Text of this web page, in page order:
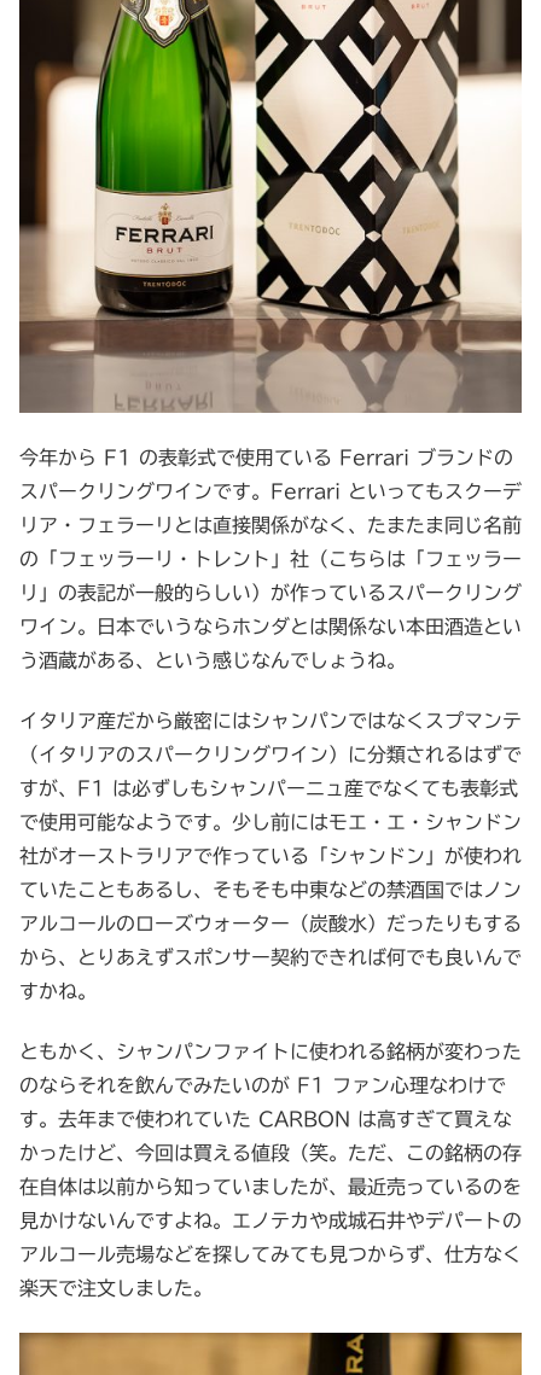
今年から F1 の表彰式で使用ている Ferrari ブランドの
スパークリングワインです。Ferrari といってもスクーデ
リア・フェラーリとは直接関係がなく、たまたま同じ名前
の「フェッラーリ・トレント」社（こちらは「フェッラー
リ」の表記が一般的らしい）が作っているスパークリング
ワイン。日本でいうならホンダとは関係ない本田酒造とい
う酒蔵がある、という感じなんでしょうね。
イタリア産だから厳密にはシャンパンではなくスプマンテ
（イタリアのスパークリングワイン）に分類されるはずで
すが、F1 は必ずしもシャンパーニュ産でなくても表彰式
で使用可能なようです。少し前にはモエ・エ・シャンドン
社がオーストラリアで作っている「シャンドン」が使われ
ていたこともあるし、そもそも中東などの禁酒国ではノン
アルコールのローズウォーター（炭酸水）だったりもする
から、とりあえずスポンサー契約できれば何でも良いんで
すかね。
ともかく、シャンパンファイトに使われる銘柄が変わった
のならそれを飲んでみたいのが F1 ファン心理なわけで
す。去年まで使われていた CARBON は高すぎて買えな
かったけど、今回は買える値段（笑。ただ、この銘柄の存
在自体は以前から知っていましたが、最近売っているのを
見かけないんですよね。エノテカや成城石井やデパートの
アルコール売場などを探してみても見つからず、仕方なく
楽天で注文しました。